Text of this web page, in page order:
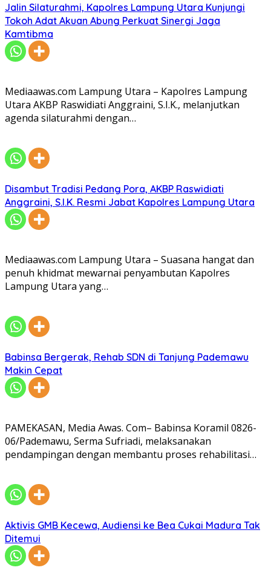
Jalin Silaturahmi, Kapolres Lampung Utara Kunjungi
Tokoh Adat Akuan Abung Perkuat Sinergi Jaga
Kamtibma
Mediaawas.com Lampung Utara – Kapolres Lampung
Utara AKBP Raswidiati Anggraini, S.I.K., melanjutkan
agenda silaturahmi dengan…
Disambut Tradisi Pedang Pora, AKBP Raswidiati
Anggraini, S.I.K. Resmi Jabat Kapolres Lampung Utara
Mediaawas.com Lampung Utara – Suasana hangat dan
penuh khidmat mewarnai penyambutan Kapolres
Lampung Utara yang…
Babinsa Bergerak, Rehab SDN di Tanjung Pademawu
Makin Cepat
PAMEKASAN, Media Awas. Com– Babinsa Koramil 0826-
06/Pademawu, Serma Sufriadi, melaksanakan
pendampingan dengan membantu proses rehabilitasi…
Aktivis GMB Kecewa, Audiensi ke Bea Cukai Madura Tak
Ditemui